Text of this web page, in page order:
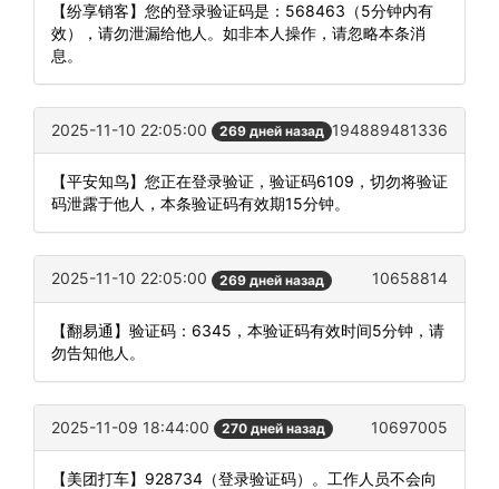
【纷享销客】您的登录验证码是：568463（5分钟内有
效），请勿泄漏给他人。如非本人操作，请忽略本条消
息。
2025-11-10 22:05:00 269 дней назад 194889481336
【平安知鸟】您正在登录验证，验证码6109，切勿将验证
码泄露于他人，本条验证码有效期15分钟。
2025-11-10 22:05:00 269 дней назад 10658814
【翻易通】验证码：6345，本验证码有效时间5分钟，请
勿告知他人。
2025-11-09 18:44:00 270 дней назад 10697005
【美团打车】928734（登录验证码）。工作人员不会向